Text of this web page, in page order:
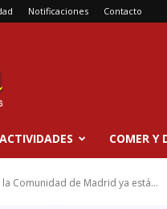
Notificaciones Contacto
ACTIVIDADES COMER Y
Comunidad de Madrid ya está...